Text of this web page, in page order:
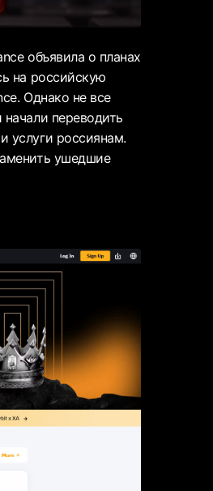
объявила о планах
на российскую
Однако не все
переводить
услуги россиянам.
ушедшие